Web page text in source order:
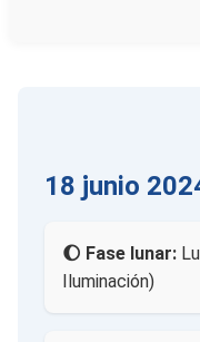
18 junio
🌔 Fase lunar:
Iluminación)